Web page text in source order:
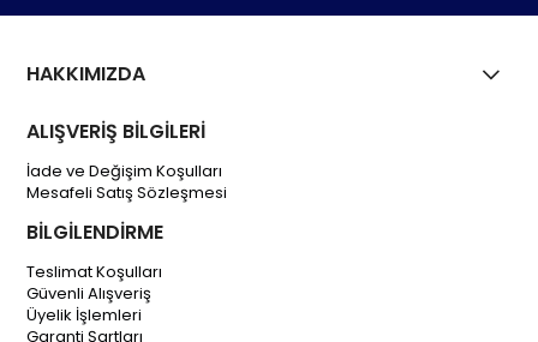
HAKKIMIZDA
ALIŞVERİŞ BİLGİLERİ
İade ve Değişim Koşulları
Mesafeli Satış Sözleşmesi
BİLGİLENDİRME
Teslimat Koşulları
Güvenli Alışveriş
Üyelik İşlemleri
Garanti Şartları